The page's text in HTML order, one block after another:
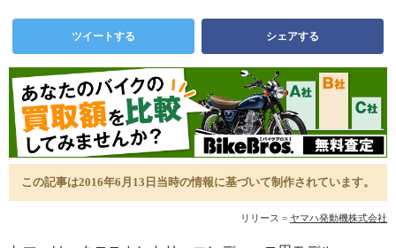
ツイートする シェアする
この記事は2016年6月13日当時の情報に基づいて制作されています。
リリース = ヤマハ発動機株式会社